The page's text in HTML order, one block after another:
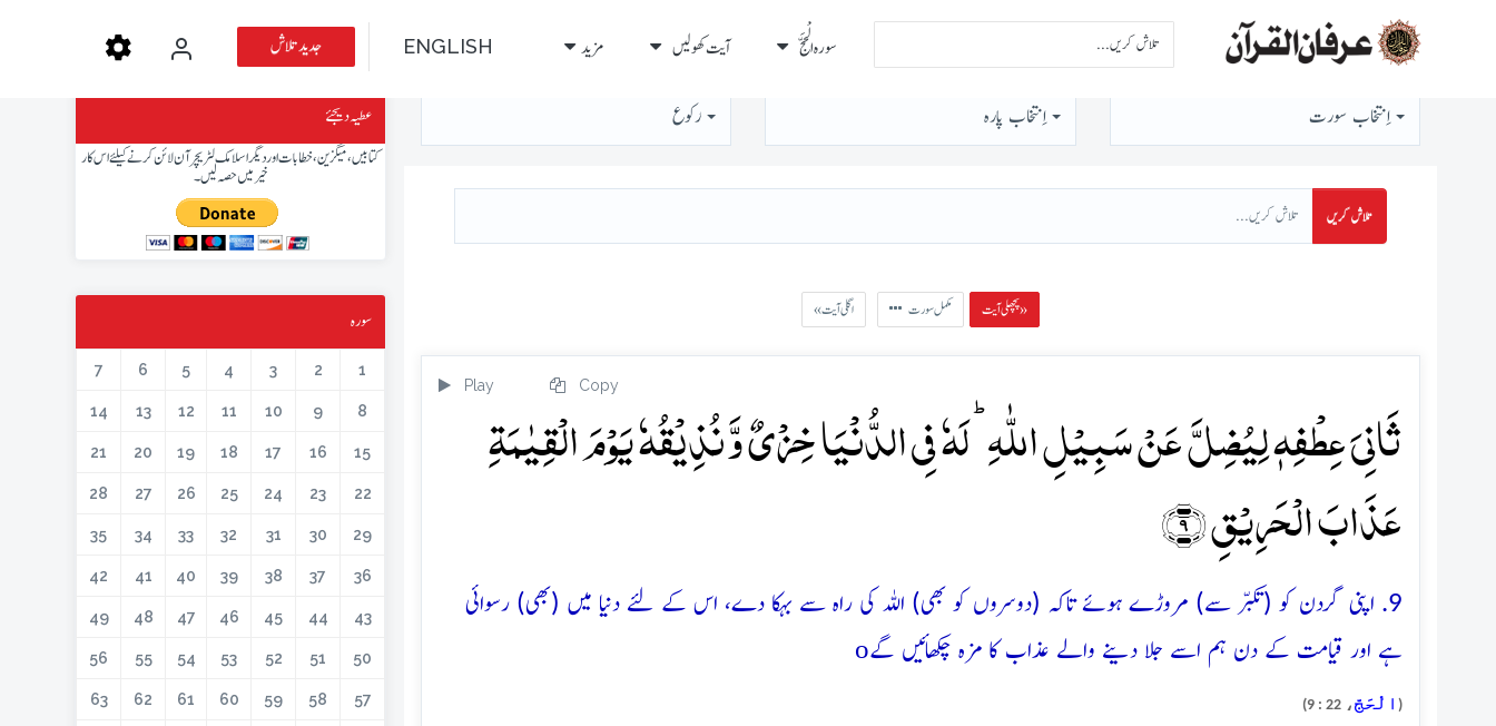
سورہ الْحَجّ آیت کھولیں مزید ENGLISH جدید تلاش
اِنتخاب سورت اِنتخاب پارہ رُكوع
تلاش کریں
پچھلی آیت » مکمل سورت « اگلی آیت
Play Copy
ثَانِیَ عِطۡفِہٖ لِیُضِلَّ عَنۡ سَبِیۡلِ اللّٰہِ ؕ لَہٗ فِی الدُّنۡیَا خِزۡیٌ وَّ نُذِیۡقُہٗ یَوۡمَ الۡقِیٰمَۃِ
عَذَابَ الۡحَرِیۡقِ ﴿۹﴾
9. اپنی گردن کو (تکبّر سے) مروڑے ہوئے تاکہ (دوسروں کو بھی) اللہ کی راہ سے بہکا دے، اس کے لئے دنیا میں (بھی) رسوائی
ہے اور قیامت کے دن ہم اسے جلا دینے والے عذاب کا مزہ چکھائیں گےo
( الْحَجّ ، 22 : 9)
عطیہ دیجئے
کتابیں، میگزین، خطابات اور دیگر اسلامک لٹریچر آن لائن کرنے کیلئے اس کار
خیر میں حصہ لیں۔
سورہ
1
2
3
4
5
6
7
8
9
10
11
12
13
14
15
16
17
18
19
20
21
22
23
24
25
26
27
28
29
30
31
32
33
34
35
36
37
38
39
40
41
42
43
44
45
46
47
48
49
50
51
52
53
54
55
56
57
58
59
60
61
62
63